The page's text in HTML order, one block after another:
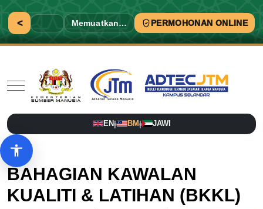
< Memuatkan… PERMOHONAN ONLINE
Mobile Menu Toggle
EN| BM| JAWI
Pilihan aksesibiliti
BAHAGIAN KAWALAN
KUALITI & LATIHAN (BKKL)